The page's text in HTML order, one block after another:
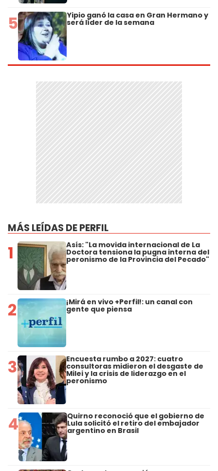
5 Yipio ganó la casa en Gran Hermano y
será líder de la semana
MÁS LEÍDAS DE PERFIL
1 Asís: "La movida internacional de La
Doctora tensiona la pugna interna del
peronismo de la Provincia del Pecado"
2 ¡Mirá en vivo +Perfil!: un canal con
gente que piensa
3 Encuesta rumbo a 2027: cuatro
consultoras midieron el desgaste de
Milei y la crisis de liderazgo en el
peronismo
4 Quirno reconoció que el gobierno de
Lula solicitó el retiro del embajador
argentino en Brasil